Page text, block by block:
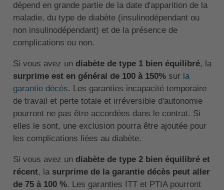
dépend en grande partie de la date d'apparition de la
maladie, du type de diabète (insulinodépendant ou
non insulinodépendant) et de la présence de
complications ou non.
Si vous avez un diabète de type 1 bien équilibré, la
surprime est en général de 100 à 150%sur la
garantie décès. Les garanties incapacité temporaire
de travail et perte totale et irréversible d'autonomie
pourront ne pas être accordées dans le contrat. Si
elles le sont, une exclusion pourra être ajoutée pour
les complications liées au diabète.
Si vous avez un diabète de type 2 bien équilibré et
récent, la surprime de la garantie décès peut aller
de 75 à 100 %. Les garanties ITT et PTIA pourront